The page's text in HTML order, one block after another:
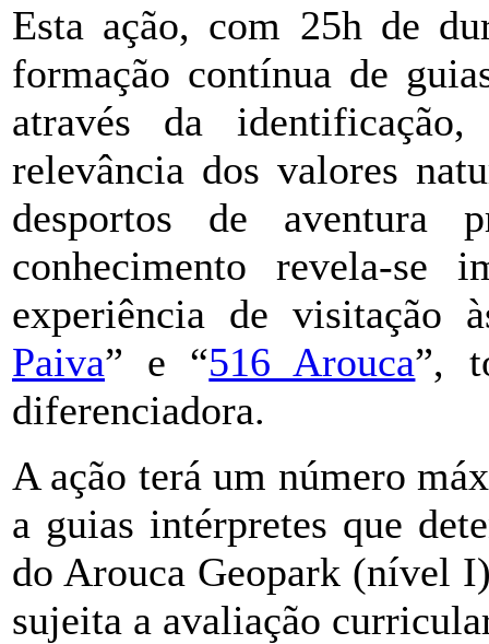
Esta ação, com 25h de
formação contínua de
através da
relevância dos valores
desportos de aventura
conhecimento revela-se
experiência de visitação
Paiva” e “516 Arouca”,
diferenciadora.
A ação terá um número
a guias intérpretes que
do Arouca Geopark (nível
sujeita a avaliação